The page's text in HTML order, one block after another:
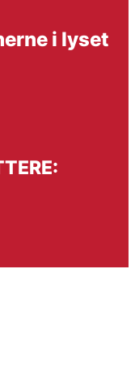
i lyset